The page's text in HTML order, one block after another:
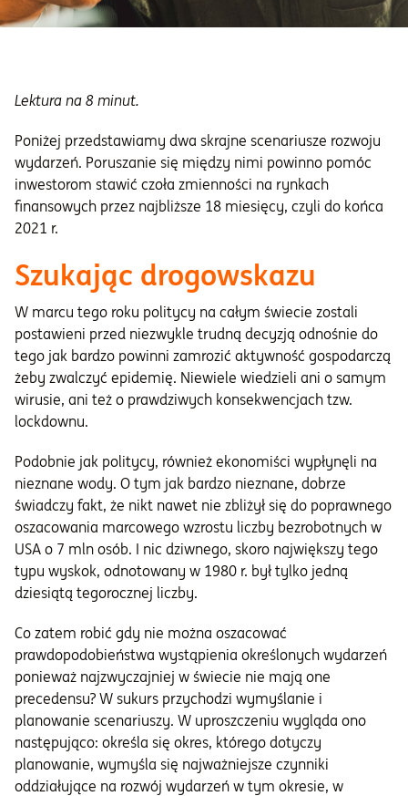
Lektura na 8 minut.
Poniżej przedstawiamy dwa skrajne scenariusze rozwoju
wydarzeń. Poruszanie się między nimi powinno pomóc
inwestorom stawić czoła zmienności na rynkach
finansowych przez najbliższe 18 miesięcy, czyli do końca
2021 r.
Szukając drogowskazu
W marcu tego roku politycy na całym świecie zostali
postawieni przed niezwykle trudną decyzją odnośnie do
tego jak bardzo powinni zamrozić aktywność gospodarczą
żeby zwalczyć epidemię. Niewiele wiedzieli ani o samym
wirusie, ani też o prawdziwych konsekwencjach tzw.
lockdownu.
Podobnie jak politycy, również ekonomiści wypłynęli na
nieznane wody. O tym jak bardzo nieznane, dobrze
świadczy fakt, że nikt nawet nie zbliżył się do poprawnego
oszacowania marcowego wzrostu liczby bezrobotnych w
USA o 7 mln osób. I nic dziwnego, skoro największy tego
typu wyskok, odnotowany w 1980 r. był tylko jedną
dziesiątą tegorocznej liczby.
Co zatem robić gdy nie można oszacować
prawdopodobieństwa wystąpienia określonych wydarzeń
ponieważ najzwyczajniej w świecie nie mają one
precedensu? W sukurs przychodzi wymyślanie i
planowanie scenariuszy. W uproszczeniu wygląda ono
następująco: określa się okres, którego dotyczy
planowanie, wymyśla się najważniejsze czynniki
oddziałujące na rozwój wydarzeń w tym okresie, w